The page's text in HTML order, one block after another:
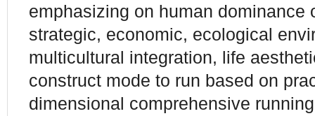
emphasizing on human dominance
strategic, economic, ecological
multicultural integration, life
construct mode to run based on
dimensional comprehensive